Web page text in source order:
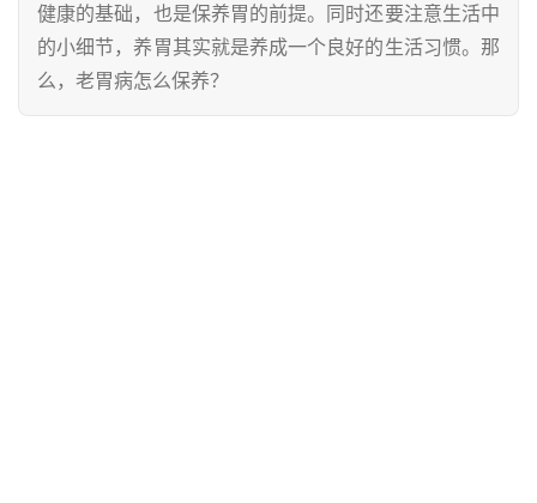
健康的基础，也是保养胃的前提。同时还要注意生活中
的小细节，养胃其实就是养成一个良好的生活习惯。那
么，老胃病怎么保养？